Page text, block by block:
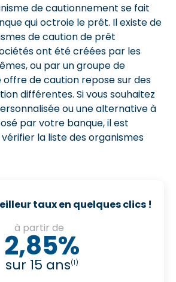
de cautionnement se fait
qui octroie le prêt. Il existe de
de caution de prêt
ont été créées par les
ou par un groupe de
offre de caution repose sur des
différentes. Si vous souhaitez
ou une alternative à
par votre banque, il est
la liste des organismes
taux en quelques clics !
à partir de
2,85%
sur 15 ans(1)